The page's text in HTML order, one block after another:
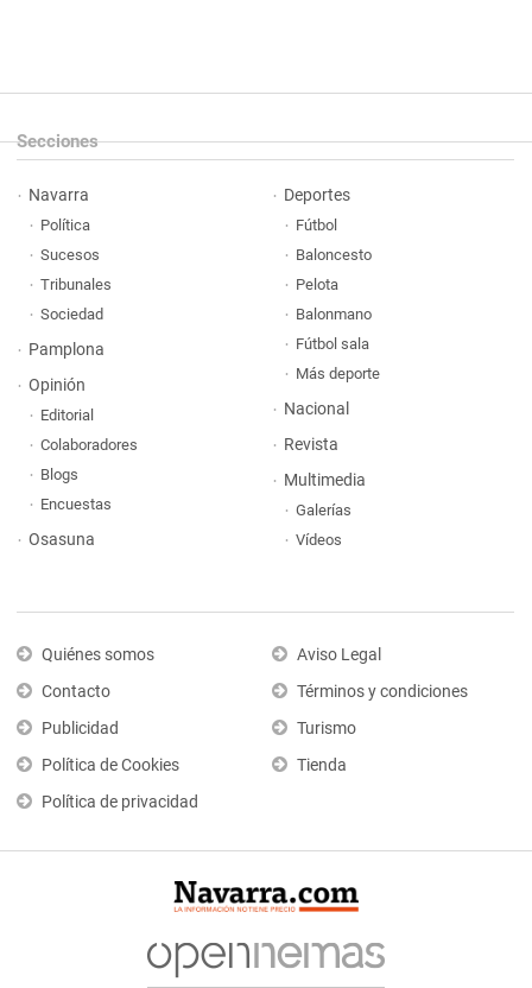
Secciones
Navarra
Política
Sucesos
Tribunales
Sociedad
Pamplona
Opinión
Editorial
Colaboradores
Blogs
Encuestas
Osasuna
Deportes
Fútbol
Baloncesto
Pelota
Balonmano
Fútbol sala
Más deporte
Nacional
Revista
Multimedia
Galerías
Vídeos
Quiénes somos
Contacto
Publicidad
Política de Cookies
Política de privacidad
Aviso Legal
Términos y condiciones
Turismo
Tienda